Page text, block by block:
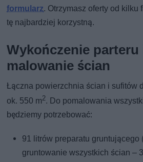
formularz. Otrzymasz oferty od kilku
tę najbardziej korzystną.
Wykończenie parteru
malowanie ścian
Łączna powierzchnia ścian i sufitów
ok. 550 m2. Do pomalowania
będziemy potrzebować:
91 litrów preparatu gruntującego
gruntowanie wszystkich ścian –